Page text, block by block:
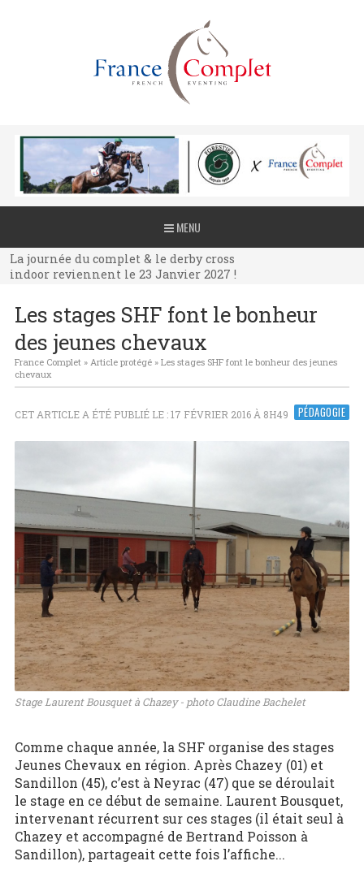
MENU
La journée du complet & le derby cross
indoor reviennent le 23 Janvier 2027 !
La journée du complet & le derby cross
indoor reviennent le 23 Janvier 2027 !
indoor reviennent le 23 Janvier 2027 !
Les stages SHF font le bonheur
des jeunes chevaux
France Complet» Article protégé» Les stages SHF font le bonheur des jeunes
chevaux
PÉDAGOGIE
CET ARTICLE A ÉTÉ PUBLIÉ LE : 17 FÉVRIER 2016 À 8H49
Stage Laurent Bousquet à Chazey - photo Claudine Bachelet
Comme chaque année, la SHF organise des stages
Jeunes Chevaux en région. Après Chazey (01) et
Sandillon (45), c’est à Neyrac (47) que se déroulait
le stage en ce début de semaine. Laurent Bousquet,
intervenant récurrent sur ces stages (il était seul à
Chazey et accompagné de Bertrand Poisson à
Sandillon), partageait cette fois l’affiche...